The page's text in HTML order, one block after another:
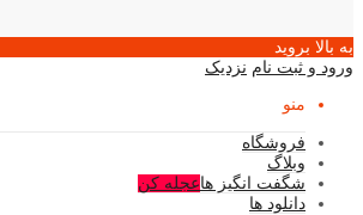
به بالا بروید
ورود و ثبت نام نزدیک
منو
فروشگاه
وبلاگ
شگفت انگیز هاعجله کن
دانلود ها